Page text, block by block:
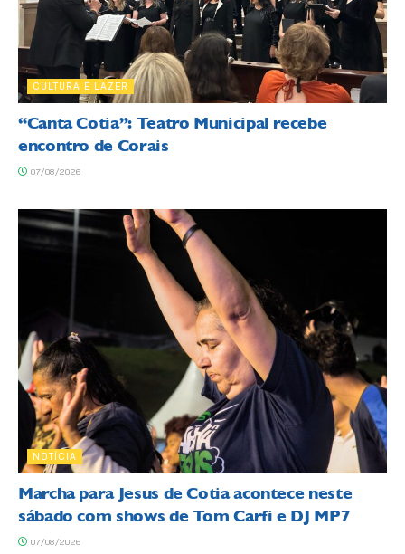
CULTURA E LAZER
“Canta Cotia”: Teatro Municipal recebe
encontro de Corais
07/08/2026
NOTÍCIA
Marcha para Jesus de Cotia acontece neste
sábado com shows de Tom Carfi e DJ MP7
07/08/2026